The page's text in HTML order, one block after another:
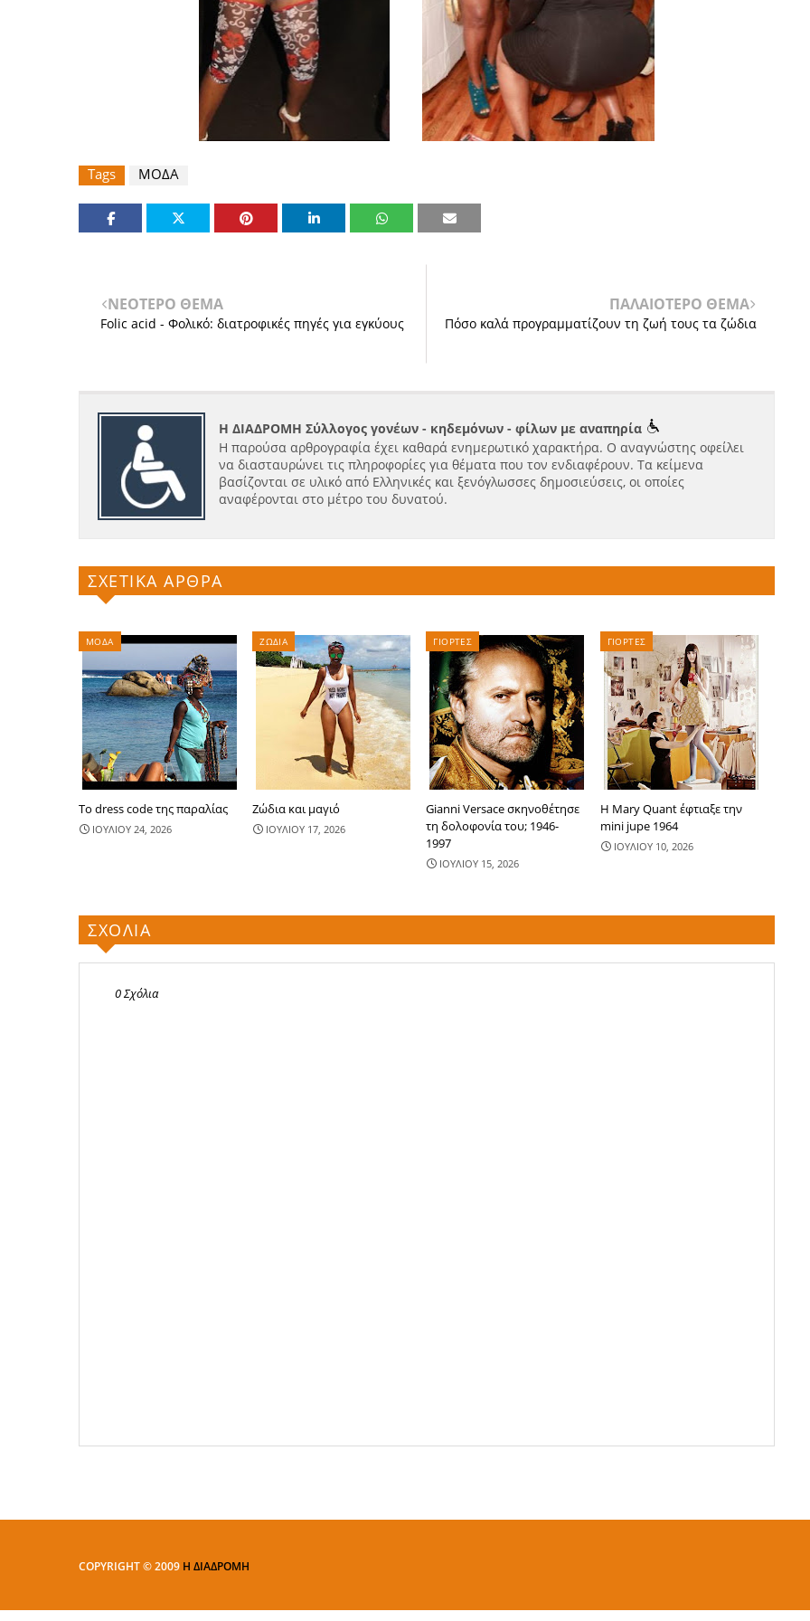
Tags ΜΟΔΑ
ΝΕΟΤΕΡΟ ΘΕΜΑ
Folic acid - Φολικό: διατροφικές πηγές για εγκύους
ΠΑΛΑΙΟΤΕΡΟ ΘΕΜΑ
Πόσο καλά προγραμματίζουν τη ζωή τους τα ζώδια
Η ΔΙΑΔΡΟΜΗ Σύλλογος γονέων - κηδεμόνων - φίλων με αναπηρία
Η παρούσα αρθρογραφία έχει καθαρά ενημερωτικό χαρακτήρα. Ο αναγνώστης οφείλει
να διασταυρώνει τις πληροφορίες για θέματα που τον ενδιαφέρουν. Τα κείμενα
βασίζονται σε υλικό από Ελληνικές και ξενόγλωσσες δημοσιεύσεις, οι οποίες
αναφέρονται στο μέτρο του δυνατού.
ΣΧΕΤΙΚΑ ΑΡΘΡΑ
ΜΟΔΑ
Το dress code της παραλίας
ΙΟΥΛΙΟΥ 24, 2026
ΖΩΔΙΑ
Ζώδια και μαγιό
ΙΟΥΛΙΟΥ 17, 2026
ΓΙΟΡΤΕΣ
Gianni Versace σκηνοθέτησε
τη δολοφονία του; 1946-
1997
ΙΟΥΛΙΟΥ 15, 2026
ΓΙΟΡΤΕΣ
Η Mary Quant έφτιαξε την
mini jupe 1964
ΙΟΥΛΙΟΥ 10, 2026
ΣΧΟΛΙΑ
0 Σχόλια
COPYRIGHT © 2009 Η ΔΙΑΔΡΟΜΗ